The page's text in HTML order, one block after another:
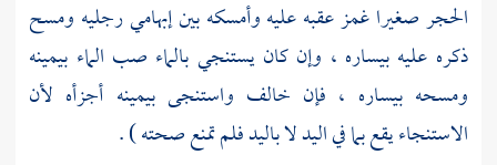
الحجر صغيرا غمز عقبه عليه وأمسكه بين إبهامي رجليه ومسح
ذكره عليه بيساره ، وإن كان يستنجي بالماء صب الماء بيمينه
ومسحه بيساره ، فإن خالف واستنجى بيمينه أجزأه لأن
الاستنجاء يقع بما في اليد لا باليد فلم تمنع صحته ) .